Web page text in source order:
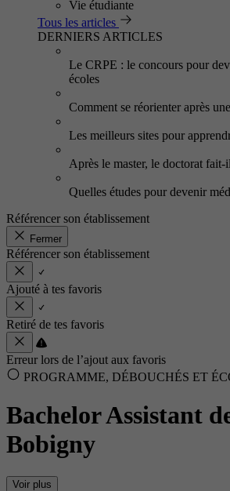
Vie étudiante
Tous les articles
DERNIERS ARTICLES
Le CRPE : le concours pour
écoles
Comment se réorienter après
Les meilleurs sites pour
Après le master, le doctorat
Quelles études pour devenir
Référencer son établissement
Fermer
Référencer son établissement
Ajouté à tes favoris
Retiré de tes favoris
Erreur lors de l’ajout aux favoris
PROGRAMME, DÉBOUCHÉS ET
Bachelor Assistant
Bobigny
Voir plus